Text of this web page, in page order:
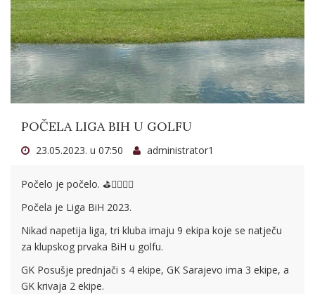
POČELA LIGA BIH U GOLFU
23.05.2023. u 07:50 administrator1
Počelo je počelo. ⛳️🏌‍♂️🏌‍♀️
Počela je Liga BiH 2023.
Nikad napetija liga, tri kluba imaju 9 ekipa koje se natječu
za klupskog prvaka BiH u golfu.
GK Posušje prednjači s 4 ekipe, GK Sarajevo ima 3 ekipe, a
GK krivaja 2 ekipe.